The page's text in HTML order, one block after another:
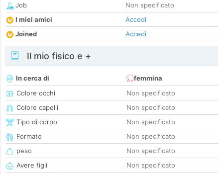
Job
Non specificato
I miei amici
Accedi
Joined
Accedi
Il mio fisico e +
In cerca di
femmina
Colore occhi
Non specificato
Colore capelli
Non specificato
Tipo di corpo
Non specificato
Formato
Non specificato
peso
Non specificato
Avere figli
Non specificato